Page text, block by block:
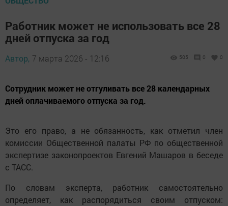
Работник может не использовать все 28
дней отпуска за год
Автор, 7 марта 2026 - 12:16 505 0 0
Сотрудник может не отгуливать все 28 календарных
дней оплачиваемого отпуска за год.
Это его право, а не обязанность, как отметил член
комиссии Общественной палаты РФ по общественной
экспертизе законопроектов Евгений Машаров в беседе
с ТАСС.
По словам эксперта, работник самостоятельно
определяет, как распорядиться своим отпуском: